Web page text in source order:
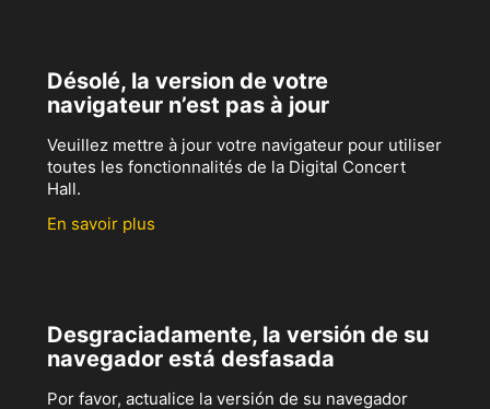
Désolé, la version de votre
navigateur n’est pas à jour
Veuillez mettre à jour votre navigateur pour utiliser
toutes les fonctionnalités de la Digital Concert
Hall.
En savoir plus
Desgraciadamente, la versión de su
navegador está desfasada
Por favor, actualice la versión de su navegador